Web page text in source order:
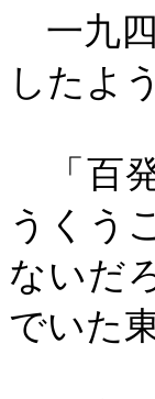
一九四
したよ
「百
うくう
ないだ
でいた